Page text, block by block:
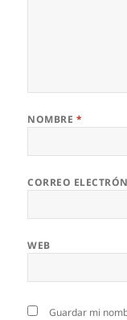
NOMBRE *
CORREO
WEB
Guardar mi